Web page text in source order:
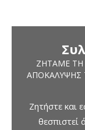
ΖΗΤΆΜΕ
ΑΠΟΚΆΛΥΨΗΣ
Ζητήστε και
θεσπιστεί